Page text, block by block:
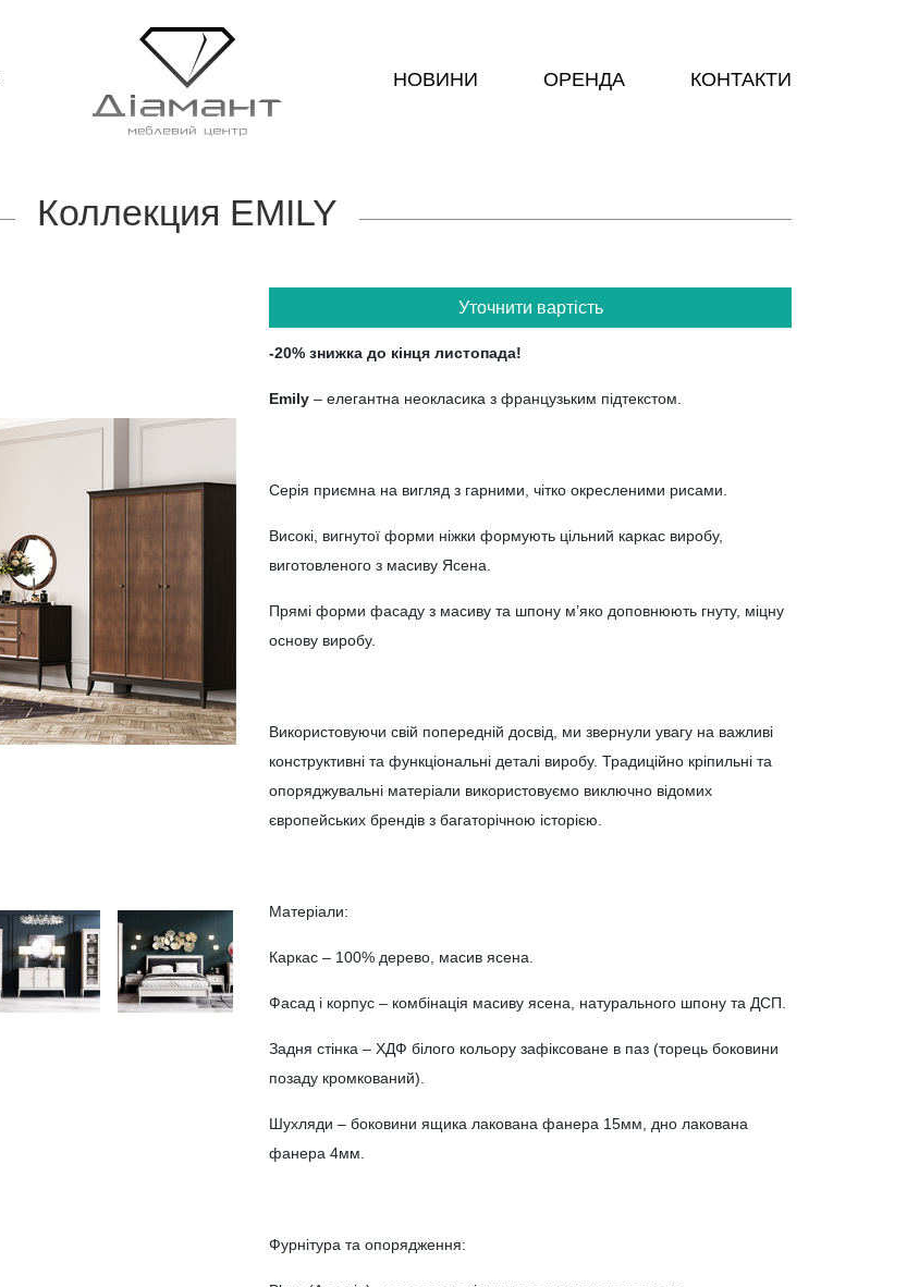
НОВИНИ ОРЕНДА КОНТАКТИ
Коллекция EMILY
Уточнити вартість
-20% знижка до кінця листопада!
Emily – елегантна неокласика з французьким підтекстом.
Серія приємна на вигляд з гарними, чітко окресленими рисами.
Високі, вигнутої форми ніжки формують цільний каркас виробу,
виготовленого з масиву Ясена.
Прямі форми фасаду з масиву та шпону м’яко доповнюють гнуту, міцну
основу виробу.
Використовуючи свій попередній досвід, ми звернули увагу на важливі
конструктивні та функціональні деталі виробу. Традиційно кріпильні та
опоряджувальні матеріали використовуємо виключно відомих
європейських брендів з багаторічною історією.
Матеріали:
Каркас – 100% дерево, масив ясена.
Фасад і корпус – комбінація масиву ясена, натурального шпону та ДСП.
Задня стінка – ХДФ білого кольору зафіксоване в паз (торець боковини
позаду кромкований).
Шухляди – боковини ящика лакована фанера 15мм, дно лакована
фанера 4мм.
Фурнітура та опорядження: